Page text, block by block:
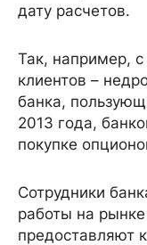
дату расчетов.
Так, например,
клиентов –
банка,
2013 года,
покупке
Сотрудники
работы на
предоставляют